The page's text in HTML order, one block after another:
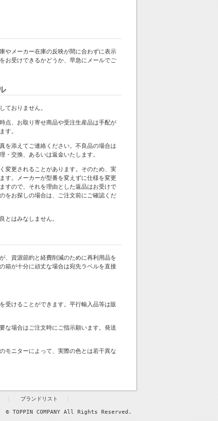
やメーカー在庫の反映が間に合わずに表示
お受けできるかどうか、早急にメールでご
ておりません。
点、お取り寄せ商品や受注生産品は手配が
す。
を添えてご連絡ください。不良品の場合は
・交換、あるいは返金いたします。
変更されることがあります。そのため、実
す。メーカーが型番を変えずに仕様を変更
すので、それを理由とした返品はお受けで
をお探しの場合は、ご注文前にご確認くだ
とはみなしません。
、資源節約と経費削減のために再利用品を
箱が十分に頑丈な場合は宛先ラベルを直接
受けることができます。平行輸入品等は販
な場合はご注文時にご指示願います。発送
モニターによって、実際の色とは若干異な
ブランドリスト
© TOPPIN COMPANY All Rights Reserved.